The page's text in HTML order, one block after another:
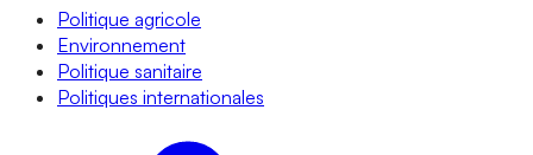
Politique agricole
Environnement
Politique sanitaire
Politiques internationales